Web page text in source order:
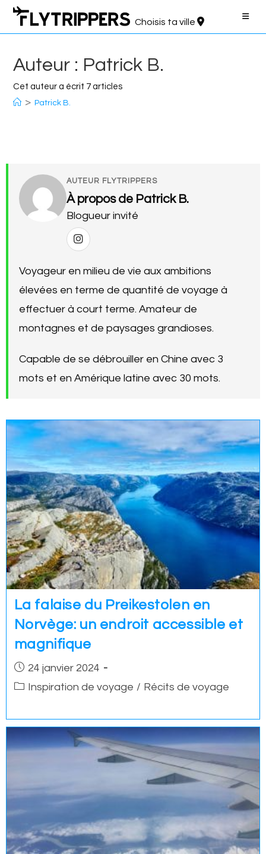
Aller
contenu
Choisis ta ville
Auteur : Patrick B.
Cet auteur a écrit 7 articles
> Patrick B.
AUTEUR FLYTRIPPERS
À propos de Patrick B.
Blogueur invité
Voyageur en milieu de vie aux ambitions
élevées en terme de quantité de voyage à
effectuer à court terme. Amateur de
montagnes et de paysages grandioses.
Capable de se débrouiller en Chine avec 3
mots et en Amérique latine avec 30 mots.
La falaise du Preikestolen en
Norvège: un endroit accessible et
magnifique
Post24 janvier 2024
PostInspiration de voyage / Récits de voyage